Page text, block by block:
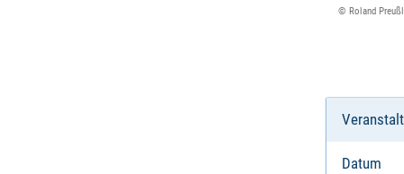
© Roland Preußl
Datum